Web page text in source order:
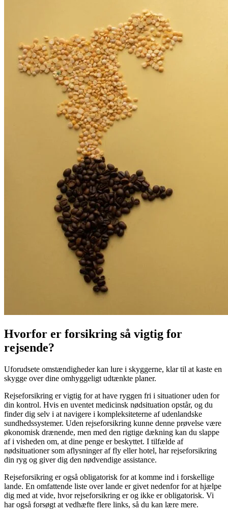
Hvorfor er forsikring så vigtig for
rejsende?
Uforudsete omstændigheder kan lure i skyggerne, klar til at kaste en
skygge over dine omhyggeligt udtænkte planer.
Rejseforsikring er vigtig for at have ryggen fri i situationer uden for
din kontrol. Hvis en uventet medicinsk nødsituation opstår, og du
finder dig selv i at navigere i kompleksiteterne af udenlandske
sundhedssystemer. Uden rejseforsikring kunne denne prøvelse være
økonomisk drænende, men med den rigtige dækning kan du slappe
af i visheden om, at dine penge er beskyttet. I tilfælde af
nødsituationer som aflysninger af fly eller hotel, har rejseforsikring
din ryg og giver dig den nødvendige assistance.
Rejseforsikring er også obligatorisk for at komme ind i forskellige
lande. En omfattende liste over lande er givet nedenfor for at hjælpe
dig med at vide, hvor rejseforsikring er og ikke er obligatorisk. Vi
har også forsøgt at vedhæfte flere links, så du kan lære mere.